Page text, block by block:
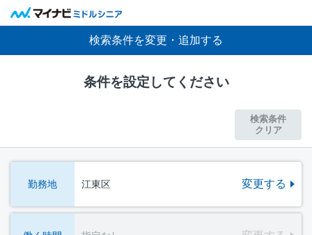
検索条件を変更・追加する
条件を設定してください
検索条件
クリア
勤務地 江東区 変更する